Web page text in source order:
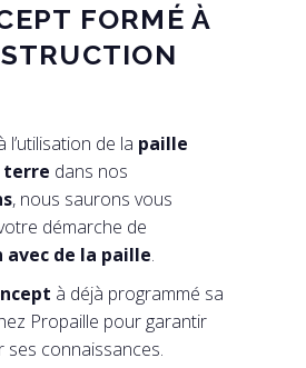
FORMÉ À
l’utilisation de la paille
terre dans nos
, nous saurons vous
démarche de
de la paille.
à déjà programmé sa
Propaille pour garantir
connaissances.